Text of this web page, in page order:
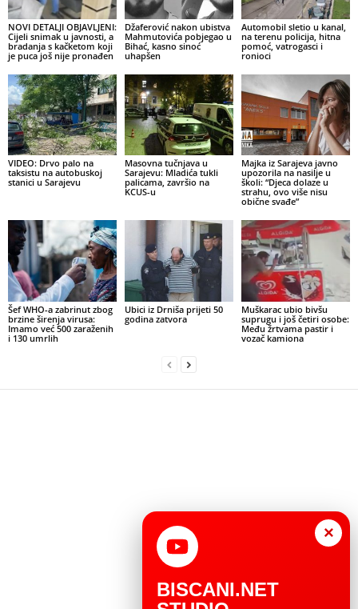
NOVI DETALJI OBJAVLJENI:
Cijeli snimak u javnosti, a
bradanja s kačketom koji
je puca još nije pronađen
Džaferović nakon ubistva
Mahmutovića pobjegao u
Bihać, kasno sinoć
uhapšen
Automobil sletio u kanal,
na terenu policija, hitna
pomoć, vatrogasci i
ronioci
VIDEO: Drvo palo na
taksistu na autobuskoj
stanici u Sarajevu
Masovna tučnjava u
Sarajevu: Mladića tukli
palicama, završio na
KCUS-u
Majka iz Sarajeva javno
upozorila na nasilje u
školi: “Djeca dolaze u
strahu, ovo više nisu
obične svađe”
Šef WHO-a zabrinut zbog
brzine širenja virusa:
Imamo već 500 zaraženih
i 130 umrlih
Ubici iz Drniša prijeti 50
godina zatvora
Muškarac ubio bivšu
suprugu i još četiri osobe:
Među žrtvama pastir i
vozač kamiona
×
BISCANI.NET